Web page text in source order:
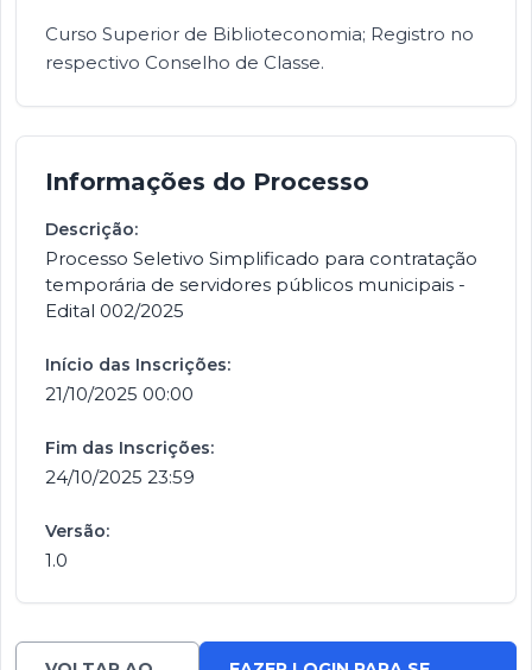
Curso Superior de Biblioteconomia; Registro no
respectivo Conselho de Classe.
Informações do Processo
Descrição:
Processo Seletivo Simplificado para contratação
temporária de servidores públicos municipais -
Edital 002/2025
Início das Inscrições:
21/10/2025 00:00
Fim das Inscrições:
24/10/2025 23:59
Versão:
1.0